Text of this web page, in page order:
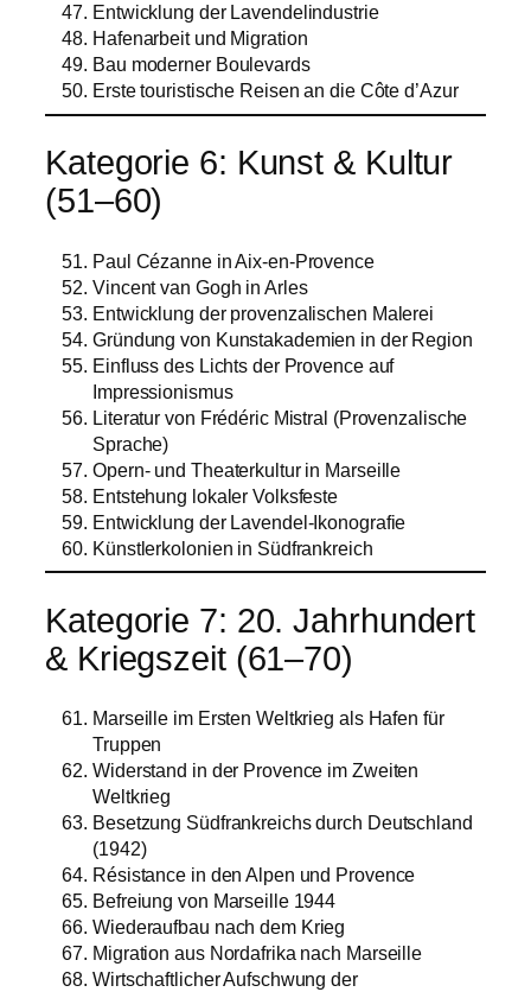
Entwicklung der Lavendelindustrie
Hafenarbeit und Migration
Bau moderner Boulevards
Erste touristische Reisen an die Côte d’Azur
Kategorie 6: Kunst & Kultur
(51–60)
Paul Cézanne in Aix-en-Provence
Vincent van Gogh in Arles
Entwicklung der provenzalischen Malerei
Gründung von Kunstakademien in der Region
Einfluss des Lichts der Provence auf
Impressionismus
Literatur von Frédéric Mistral (Provenzalische
Sprache)
Opern- und Theaterkultur in Marseille
Entstehung lokaler Volksfeste
Entwicklung der Lavendel-Ikonografie
Künstlerkolonien in Südfrankreich
Kategorie 7: 20. Jahrhundert
& Kriegszeit (61–70)
Marseille im Ersten Weltkrieg als Hafen für
Truppen
Widerstand in der Provence im Zweiten
Weltkrieg
Besetzung Südfrankreichs durch Deutschland
(1942)
Résistance in den Alpen und Provence
Befreiung von Marseille 1944
Wiederaufbau nach dem Krieg
Migration aus Nordafrika nach Marseille
Wirtschaftlicher Aufschwung der